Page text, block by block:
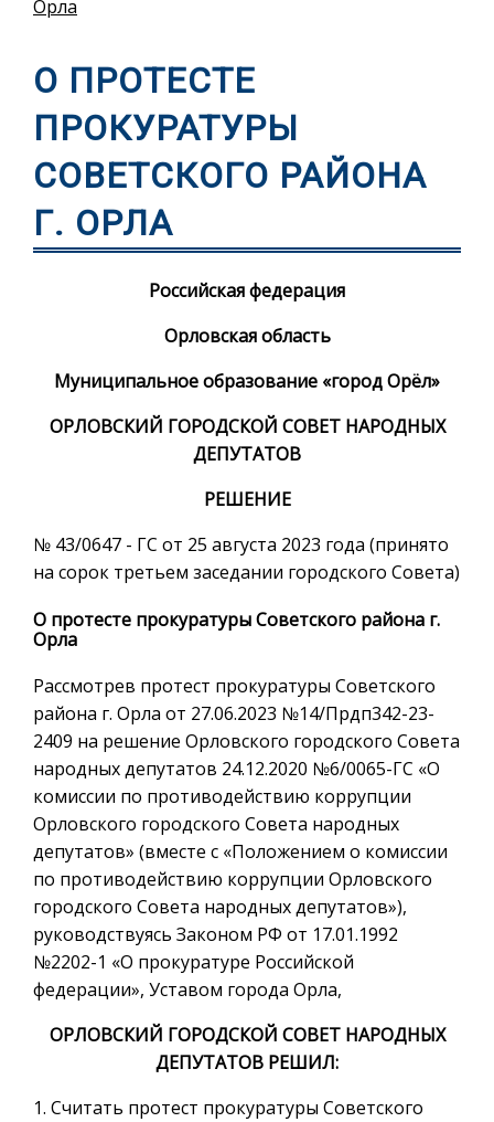
Орла
О ПРОТЕСТЕ
ПРОКУРАТУРЫ
СОВЕТСКОГО РАЙОНА
Г. ОРЛА
Российская федерация
Орловская область
Муниципальное образование «город Орёл»
ОРЛОВСКИЙ ГОРОДСКОЙ СОВЕТ НАРОДНЫХ
ДЕПУТАТОВ
РЕШЕНИЕ
№ 43/0647 - ГС от 25 августа 2023 года (принято
на сорок третьем заседании городского Совета)
О протесте прокуратуры Советского района г.
Орла
Рассмотрев протест прокуратуры Советского
района г. Орла от 27.06.2023 №14/Прдп342-23-
2409 на решение Орловского городского Совета
народных депутатов 24.12.2020 №6/0065-ГС «О
комиссии по противодействию коррупции
Орловского городского Совета народных
депутатов» (вместе с «Положением о комиссии
по противодействию коррупции Орловского
городского Совета народных депутатов»),
руководствуясь Законом РФ от 17.01.1992
№2202-1 «О прокуратуре Российской
федерации», Уставом города Орла,
ОРЛОВСКИЙ ГОРОДСКОЙ СОВЕТ НАРОДНЫХ
ДЕПУТАТОВ РЕШИЛ:
1. Считать протест прокуратуры Советского